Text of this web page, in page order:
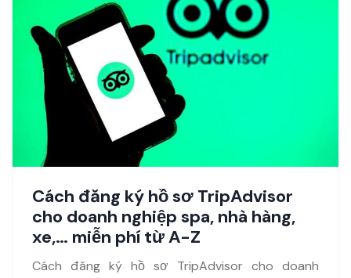
Cách đăng ký hồ sơ TripAdvisor
cho doanh nghiệp spa, nhà hàng,
xe,… miễn phí từ A-Z
Cách đăng ký hồ sơ TripAdvisor cho doanh